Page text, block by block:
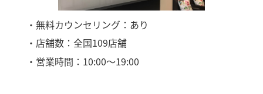
・無料カウンセリング：あり
・店舗数：全国109店舗
・営業時間：10:00〜19:00